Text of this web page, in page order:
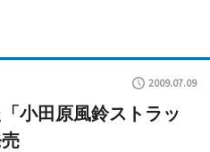
2009.07.09
小田原風鈴ストラッ